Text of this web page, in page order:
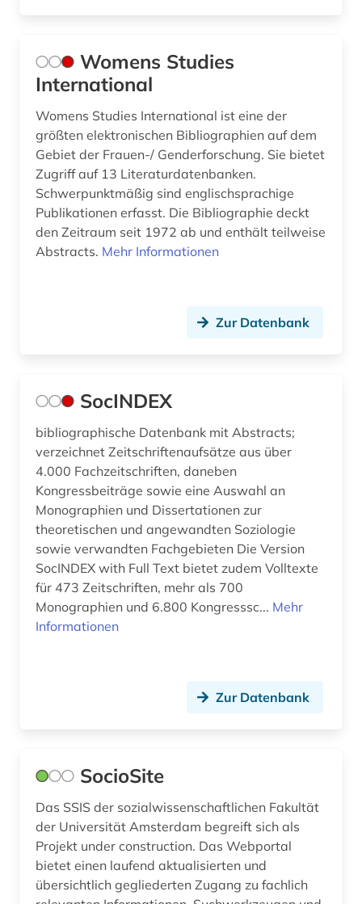
Womens Studies
International
Womens Studies International ist eine der
größten elektronischen Bibliographien auf dem
Gebiet der Frauen-/ Genderforschung. Sie bietet
Zugriff auf 13 Literaturdatenbanken.
Schwerpunktmäßig sind englischsprachige
Publikationen erfasst. Die Bibliographie deckt
den Zeitraum seit 1972 ab und enthält teilweise
Abstracts. Mehr Informationen
Zur Datenbank
SocINDEX
bibliographische Datenbank mit Abstracts;
verzeichnet Zeitschriftenaufsätze aus über
4.000 Fachzeitschriften, daneben
Kongressbeiträge sowie eine Auswahl an
Monographien und Dissertationen zur
theoretischen und angewandten Soziologie
sowie verwandten Fachgebieten Die Version
SocINDEX with Full Text bietet zudem Volltexte
für 473 Zeitschriften, mehr als 700
Monographien und 6.800 Kongresssc... Mehr
Informationen
Zur Datenbank
SocioSite
Das SSIS der sozialwissenschaftlichen Fakultät
der Universität Amsterdam begreift sich als
Projekt under construction. Das Webportal
bietet einen laufend aktualisierten und
übersichtlich gegliederten Zugang zu fachlich